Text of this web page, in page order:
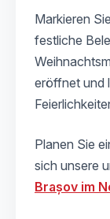
Markieren
festliche
eröffnet und
Planen Sie
sich unsere
Brașov im